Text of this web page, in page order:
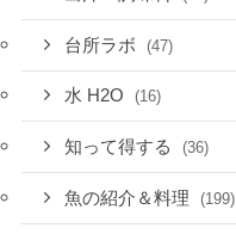
台所ラボ (47)
水 H2O (16)
知って得する (36)
魚の紹介＆料理 (199)